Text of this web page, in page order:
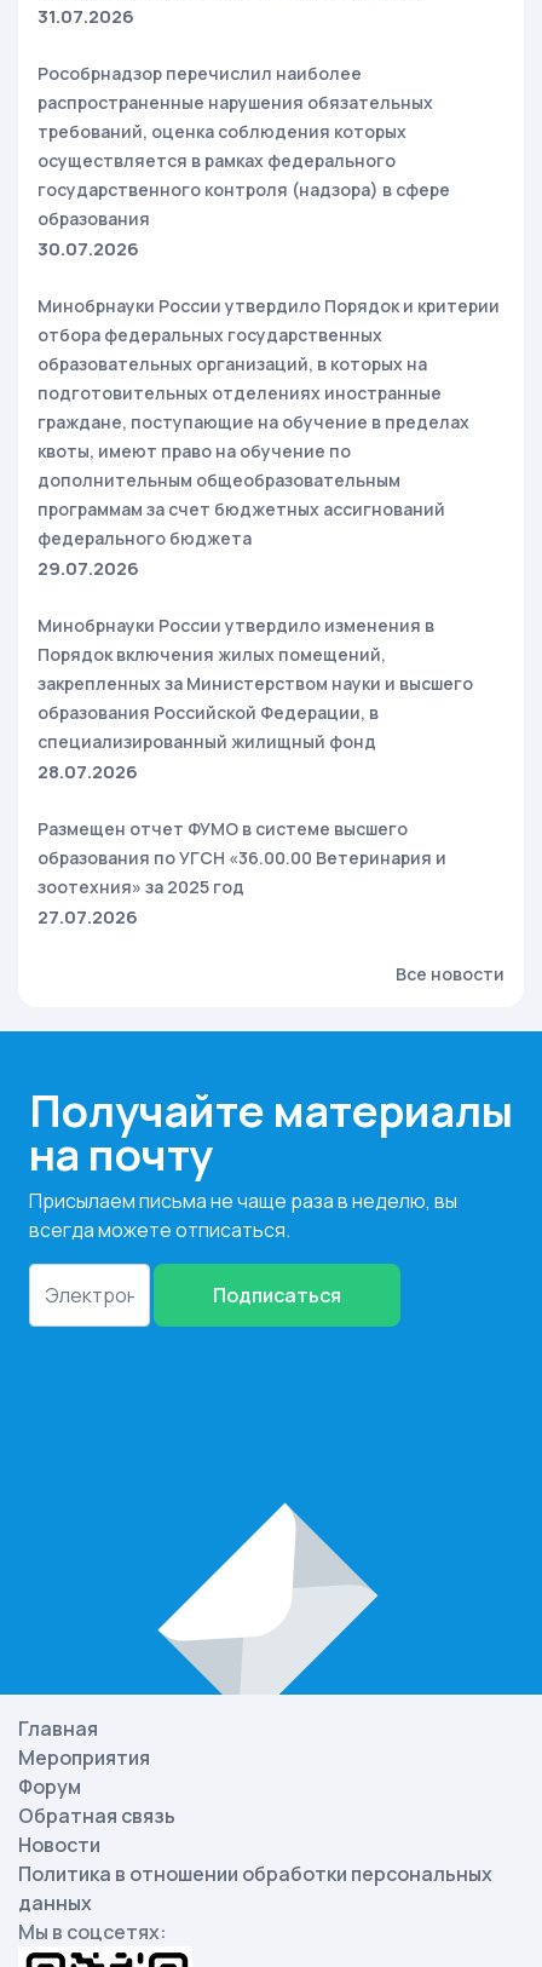
31.07.2026
Рособрнадзор перечислил наиболее
распространенные нарушения обязательных
требований, оценка соблюдения которых
осуществляется в рамках федерального
государственного контроля (надзора) в сфере
образования
30.07.2026
Минобрнауки России утвердило Порядок и критерии
отбора федеральных государственных
образовательных организаций, в которых на
подготовительных отделениях иностранные
граждане, поступающие на обучение в пределах
квоты, имеют право на обучение по
дополнительным общеобразовательным
программам за счет бюджетных ассигнований
федерального бюджета
29.07.2026
Минобрнауки России утвердило изменения в
Порядок включения жилых помещений,
закрепленных за Министерством науки и высшего
образования Российской Федерации, в
специализированный жилищный фонд
28.07.2026
Размещен отчет ФУМО в системе высшего
образования по УГСН «36.00.00 Ветеринария и
зоотехния» за 2025 год
27.07.2026
Все новости
Получайте материалы
на почту
Присылаем письма не чаще раза в неделю, вы
всегда можете отписаться.
Подписаться
Главная
Мероприятия
Форум
Обратная связь
Новости
Политика в отношении обработки персональных
данных
Мы в соцсетях: